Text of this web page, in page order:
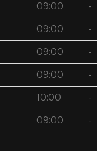
09:00 -
09:00 -
09:00 -
09:00 -
10:00 -
09:00 -